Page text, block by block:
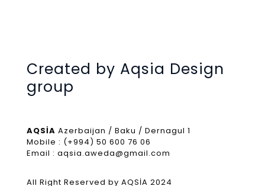
Created by Aqsia Design
group
AQSİA Azerbaijan / Baku / Dernagul 1
Mobile : (+994) 50 600 76 06
Email : aqsia.aweda@gmail.com
All Right Reserved by AQSİA 2024